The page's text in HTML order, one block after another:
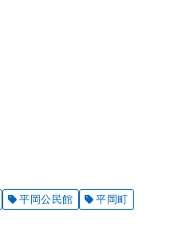
平岡公民館 平岡町